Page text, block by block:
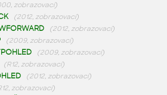
zobrazovací)
(2012, zobrazovací)
(2012, zobrazovací)
(2009, zobrazovací)
(2009, zobrazovací)
(R12, zobrazovací)
(2012, zobrazovací)
zobrazovací)